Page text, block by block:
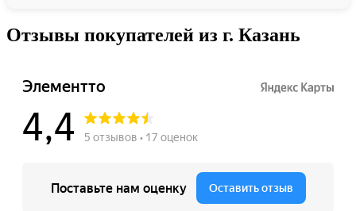
Отзывы покупателей из г. Казань